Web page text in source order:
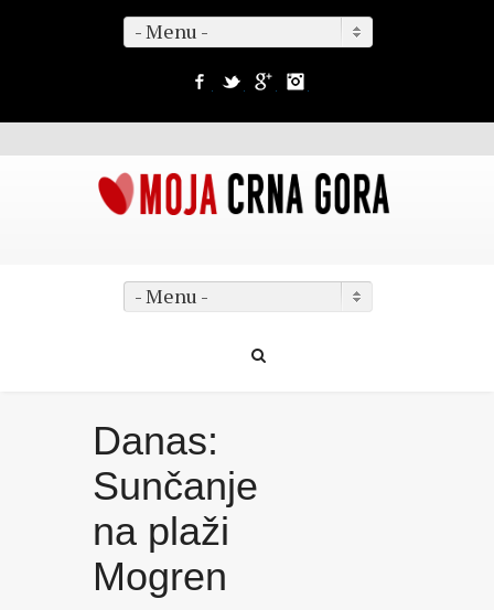
- Menu -
Facebook
TwitterGoogle+
- Menu -
Danas:
Sunčanje
na plaži
Mogren